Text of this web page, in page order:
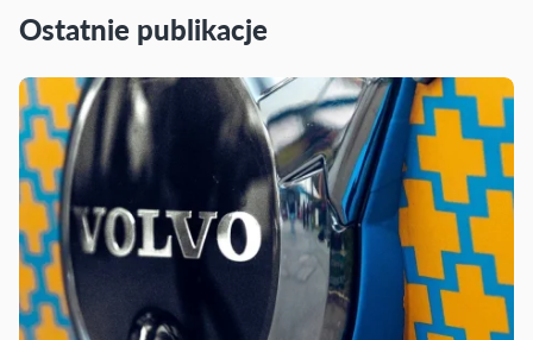
Ostatnie publikacje